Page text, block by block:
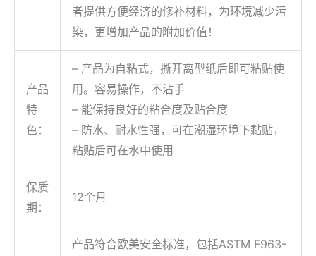
者提供方便经济的修补材料，为环境减少污
染，更增加产品的附加价值！
产品
特
色：
– 产品为自粘式，撕开离型纸后即可粘贴使
用。容易操作，不沾手
– 能保持良好的粘合度及贴合度
– 防水、耐水性强，可在潮湿环境下黏贴，
粘贴后可在水中使用
保质
期：
12个月
产品符合欧美安全标准，包括ASTM F963-